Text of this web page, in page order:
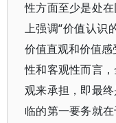
性方面至少是处
上强调“价值认识
价值直观和价值感
性和客观性而言
观来承担，即最
临的第一要务就